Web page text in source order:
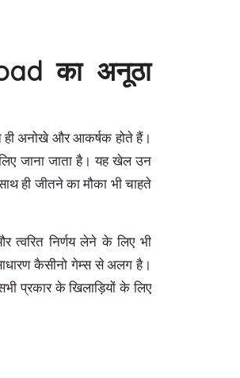
का अनूठा
अनोखे और आकर्षक होते हैं।
जाना जाता है। यह खेल उन
ही जीतने का मौका भी चाहते
त्वरित निर्णय लेने के लिए भी
कैसीनो गेम्स से अलग है।
प्रकार के खिलाड़ियों के लिए